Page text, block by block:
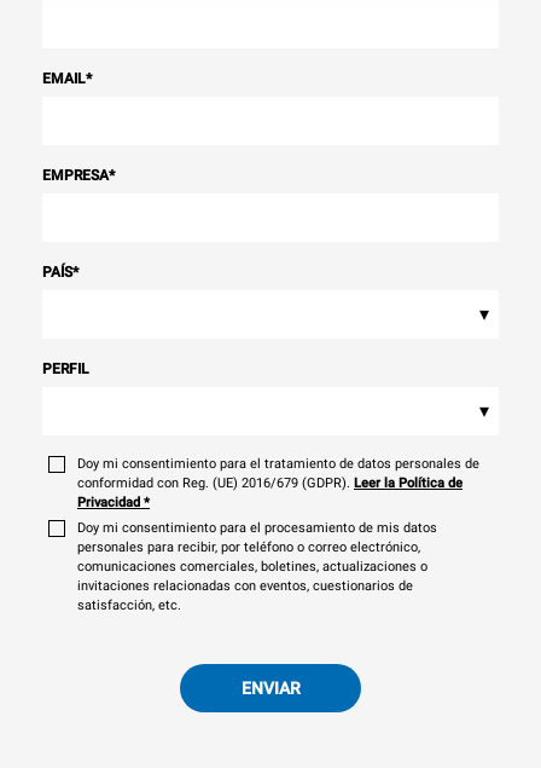
EMAIL*
EMPRESA*
PAÍS*
▾
PERFIL
▾
Doy mi consentimiento para el tratamiento de datos personales de
conformidad con Reg. (UE) 2016/679 (GDPR). Leer la Política de
Privacidad *
Doy mi consentimiento para el procesamiento de mis datos
personales para recibir, por teléfono o correo electrónico,
comunicaciones comerciales, boletines, actualizaciones o
invitaciones relacionadas con eventos, cuestionarios de
satisfacción, etc.
ENVIAR